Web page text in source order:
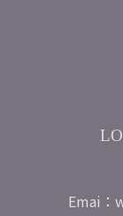
Emai：